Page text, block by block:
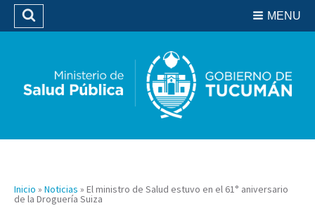
Biblioteca
MENU
Buscar
Inicio » Noticias » El ministro de Salud estuvo en el 61° aniversario
de la Droguería Suiza